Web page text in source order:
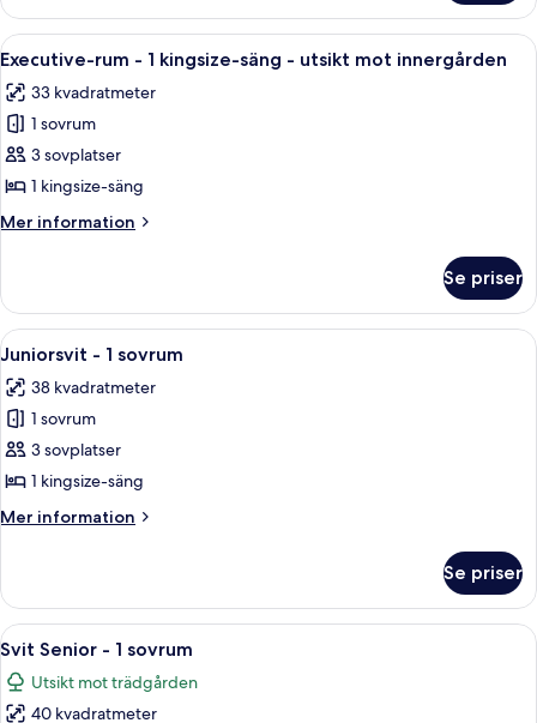
utsikt
mot
trädgården
rum
1
säng
utsikt
mot
trädgården
Öppna
alla
foton
för
Executive-
rum
-
1
säng
utsikt
mot
innergården
Executive-rum - 1 kingsize-säng -
1
Executive-rum - 1 kingsize-säng - utsikt mot innergården
33 kvadratmeter
1 sovrum
3 sovplatser
1 kingsize-säng
Mer information
Mer
rum
1
säng
utsikt
mot
innergården
Se priser
Öppna
alla
foton
för
Juniorsvit
-
1
sovrum
Juniorsvit - 1 sovrum |
1
Juniorsvit - 1 sovrum
38 kvadratmeter
1 sovrum
3 sovplatser
1 kingsize-säng
Mer information
Mer
-
sovrum
Se priser
Öppna
alla
foton
Svit Senior - 1 sovrum |
2
Svit Senior - 1 sovrum
Utsikt mot trädgården
40 kvadratmeter